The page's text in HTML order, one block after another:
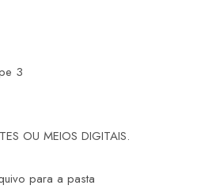
3
OU MEIOS DIGITAIS.
para a pasta